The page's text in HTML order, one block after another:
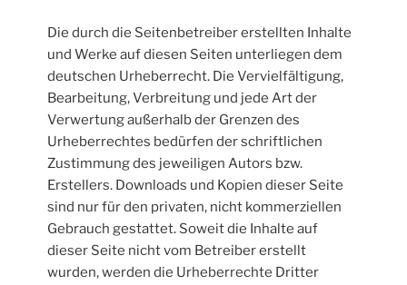
Die durch die Seitenbetreiber erstellten Inhalte
und Werke auf diesen Seiten unterliegen dem
deutschen Urheberrecht. Die Vervielfältigung,
Bearbeitung, Verbreitung und jede Art der
Verwertung außerhalb der Grenzen des
Urheberrechtes bedürfen der schriftlichen
Zustimmung des jeweiligen Autors bzw.
Erstellers. Downloads und Kopien dieser Seite
sind nur für den privaten, nicht kommerziellen
Gebrauch gestattet. Soweit die Inhalte auf
dieser Seite nicht vom Betreiber erstellt
wurden, werden die Urheberrechte Dritter